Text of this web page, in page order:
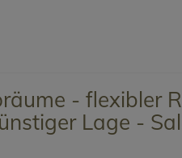
- flexibler
Lage -